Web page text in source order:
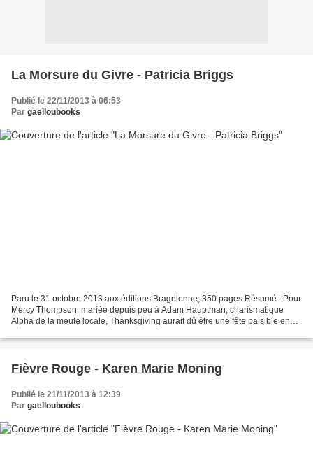
La Morsure du Givre - Patricia Briggs
Publié le 22/11/2013 à 06:53
Par gaelloubooks
Paru le 31 octobre 2013 aux éditions Bragelonne, 350 pages Résumé : Pour
Mercy Thompson, mariée depuis peu à Adam Hauptman, charismatique
Alpha de la meute locale, Thanksgiving aurait dû être une fête paisible en
Fièvre Rouge - Karen Marie Moning
Publié le 21/11/2013 à 12:39
Par gaelloubooks